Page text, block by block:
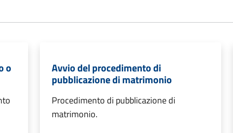
o Avvio del procedimento di
pubblicazione di matrimonio
Procedimento di pubblicazione di
matrimonio.